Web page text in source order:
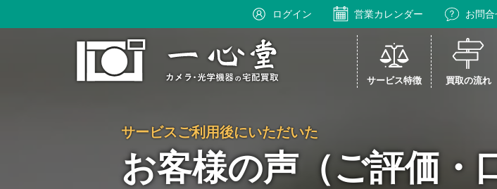
ログイン 営業カレンダー お問合
サービス特徴 買取の流れ
サービスご利用後にいただいた
お客様の声（ご評価・